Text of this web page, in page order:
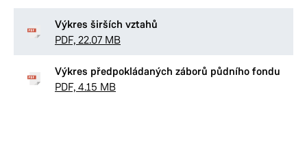
Výkres širších vztahů
PDF, 22.07 MB
Výkres předpokládaných záborů půdního fondu
PDF, 4.15 MB